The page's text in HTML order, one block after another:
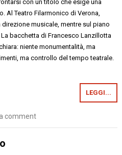
con un titolo che esige una
Al Teatro Filarmonico di Verona,
musicale, mentre sul piano
bacchetta di Francesco Lanzillotta
niente monumentalità, ma
ma controllo del tempo teatrale.
LEGGI...
comment